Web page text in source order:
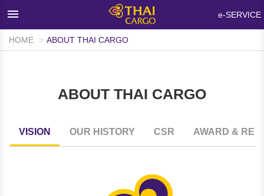
×
HOME
NETWORKS & FACILITIES
INFO SUPPORT
e-SERVICE
HOME ABOUT THAI CARGO
ABOUT THAI CARGO
VISION OUR HISTORY CSR AWARD &